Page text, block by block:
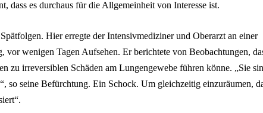
dass es durchaus für die Allgemeinheit von Interesse ist.
Hier erregte der Intensivmediziner und Oberarzt an einer
wenigen Tagen Aufsehen. Er berichtete von Beobachtungen,
zu irreversiblen Schäden am Lungengewebe führen könne. „Sie
so seine Befürchtung. Ein Schock. Um gleichzeitig einzuräumen,